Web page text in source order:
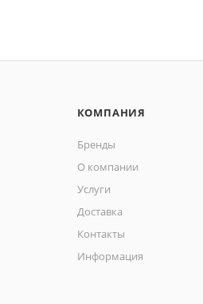
КОМПАНИЯ
Бренды
О компании
Услуги
Доставка
Контакты
Информация